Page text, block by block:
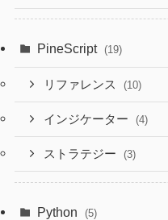
PineScript (19)
リファレンス (10)
インジケーター (4)
ストラテジー (3)
Python (5)